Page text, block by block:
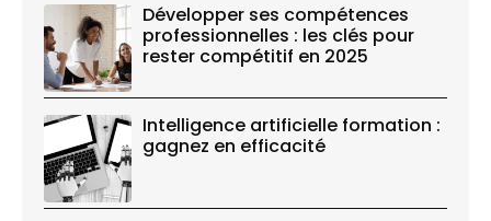
Développer ses compétences
professionnelles : les clés pour
rester compétitif en 2025
Intelligence artificielle formation :
gagnez en efficacité